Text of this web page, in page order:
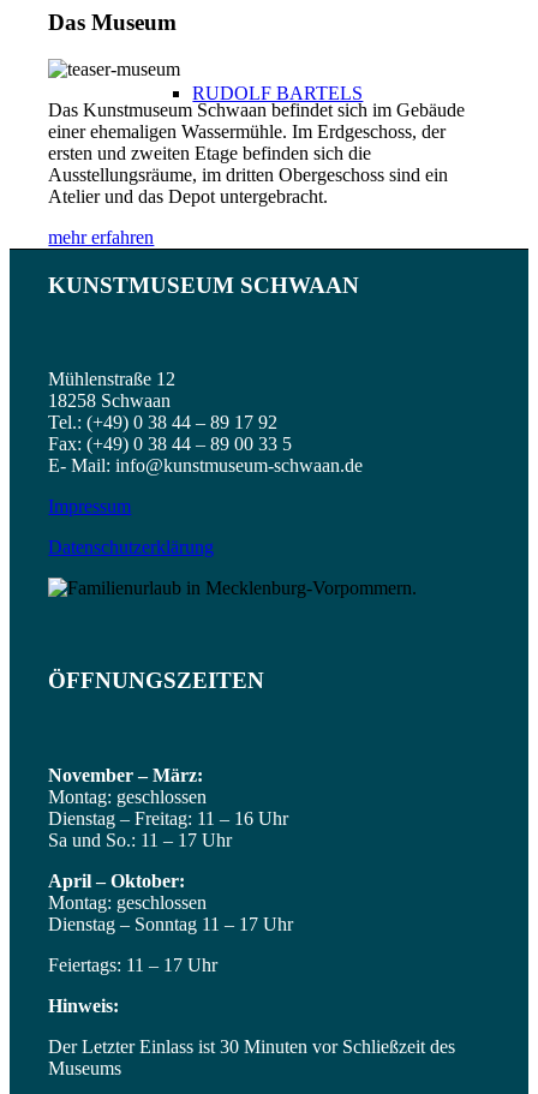
RUDOLF BARTELS
PETER PAUL DRAEWING
ALFRED HEINSOHN
OTTO BARTELS
Das Museum
Das Kunstmuseum Schwaan befindet sich im Gebäude
einer ehemaligen Wassermühle. Im Erdgeschoss, der
ersten und zweiten Etage befinden sich die
Ausstellungsräume, im dritten Obergeschoss sind ein
Atelier und das Depot untergebracht.
mehr erfahren
KUNSTMUSEUM SCHWAAN
Mühlenstraße 12
18258 Schwaan
Tel.: (+49) 0 38 44 – 89 17 92
Fax: (+49) 0 38 44 – 89 00 33 5
E- Mail: info@kunstmuseum-schwaan.de
Impressum
Datenschutzerklärung
ÖFFNUNGSZEITEN
November – März:
Montag: geschlossen
Dienstag – Freitag: 11 – 16 Uhr
Sa und So.: 11 – 17 Uhr
April – Oktober:
Montag: geschlossen
Dienstag – Sonntag 11 – 17 Uhr
Feiertags: 11 – 17 Uhr
Hinweis:
Der Letzter Einlass ist 30 Minuten vor Schließzeit des
Museums